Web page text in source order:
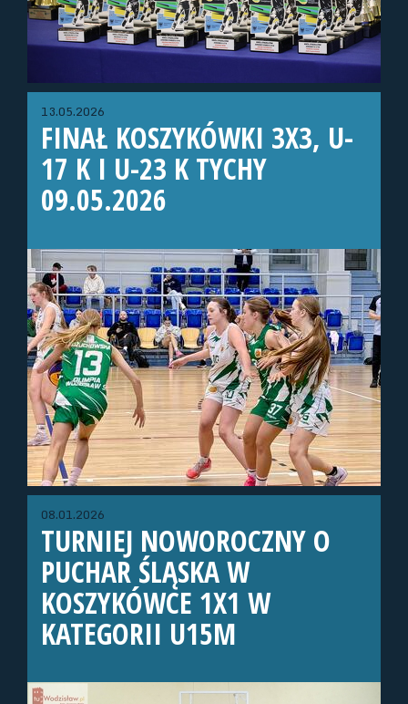
13.05.2026
FINAŁ KOSZYKÓWKI 3X3, U-
17 K I U-23 K TYCHY
09.05.2026
08.01.2026
TURNIEJ NOWOROCZNY O
PUCHAR ŚLĄSKA W
KOSZYKÓWCE 1X1 W
KATEGORII U15M